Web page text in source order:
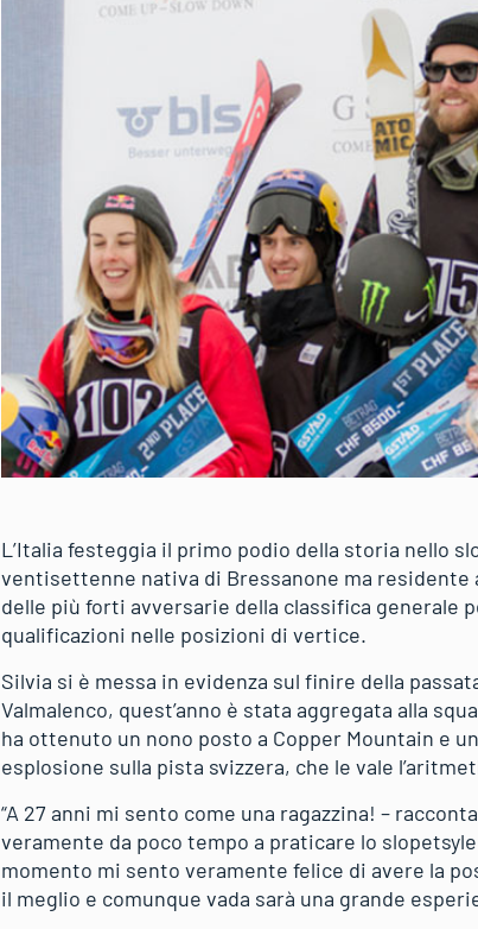
L’Italia festeggia il primo podio della storia nello
ventisettenne nativa di Bressanone ma residente
delle più forti avversarie della classifica generale
qualificazioni nelle posizioni di vertice.
Silvia si è messa in evidenza sul finire della
Valmalenco, quest’anno è stata aggregata alla
ha ottenuto un nono posto a Copper Mountain e
esplosione sulla pista svizzera, che le vale
“A 27 anni mi sento come una ragazzina! –
veramente da poco tempo a praticare lo
momento mi sento veramente felice di avere la
il meglio e comunque vada sarà una grande